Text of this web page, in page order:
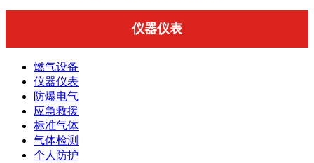
仪器仪表
燃气设备
仪器仪表
防爆电气
应急救援
标准气体
气体检测
个人防护